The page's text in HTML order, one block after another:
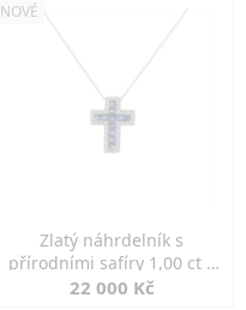
NOVÉ
Zlatý náhrdelník s
přírodními safíry 1,00 ct a
diamanty
22 000 Kč